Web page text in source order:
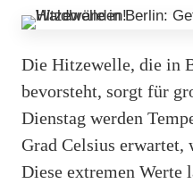
Die Hitzewelle, die in
bevorsteht, sorgt für
Dienstag werden
Grad Celsius erwartet,
Diese extremen Werte